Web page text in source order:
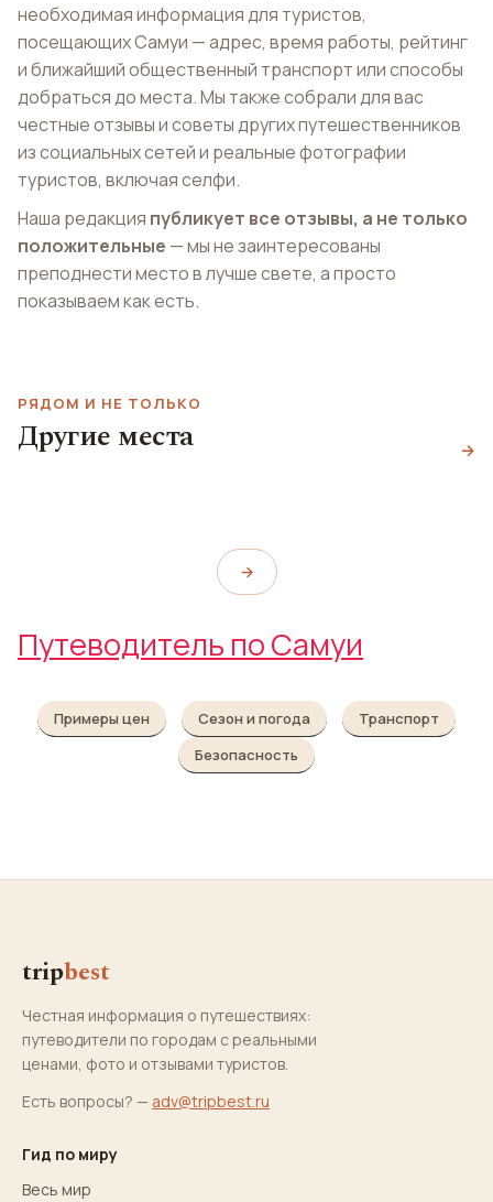
необходимая информация для туристов,
посещающих Самуи — адрес, время работы, рейтинг
и ближайший общественный транспорт или способы
добраться до места. Мы также собрали для вас
честные отзывы и советы других путешественников
из социальных сетей и реальные фотографии
туристов, включая селфи.
Наша редакция публикует все отзывы, а не только
положительные — мы не заинтересованы
преподнести место в лучше свете, а просто
показываем как есть.
РЯДОМ И НЕ ТОЛЬКО
Другие места →
Магический сад
Таним
→
Путеводитель по Самуи
Примеры цен Сезон и погода
Транспорт
Безопасность
tripbest
Честная информация о путешествиях:
путеводители по городам с реальными
ценами, фото и отзывами туристов.
Есть вопросы? — adv@tripbest.ru
Гид по миру
Весь мир